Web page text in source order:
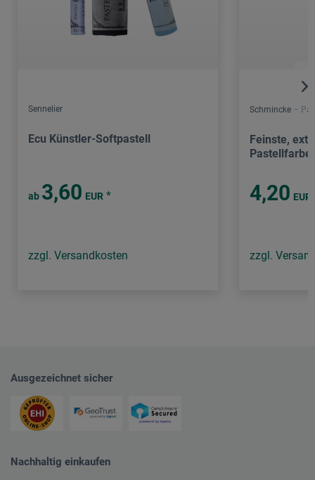
Sennelier
Ecu Künstler-Softpastell
ab 3,60 EUR *
zzgl. Versandkosten
Schmincke –
Feinste,
Pastellfarbe
4,20 EUR
zzgl.
Ausgezeichnet sicher
Nachhaltig einkaufen